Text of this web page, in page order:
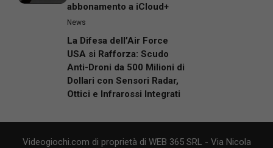
abbonamento a iCloud+
News
La Difesa dell’Air Force
USA si Rafforza: Scudo
Anti-Droni da 500 Milioni di
Dollari con Sensori Radar,
Ottici e Infrarossi Integrati
Videogiochi.com di proprietà di WEB 365 SRL - Via Nicola